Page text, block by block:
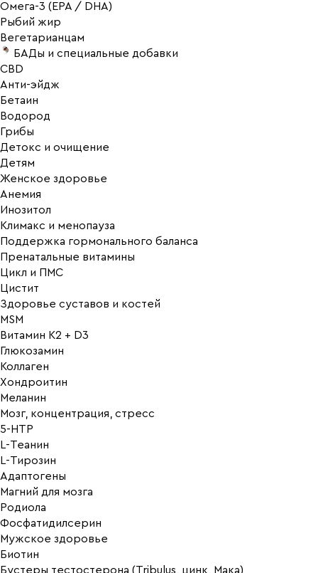
Омега-3 (EPA / DHA)
Рыбий жир
Вегетарианцам
БАДы и специальные добавки
CBD
Анти-эйдж
Бетаин
Водород
Грибы
Детокс и очищение
Детям
Женское здоровье
Анемия
Инозитол
Климакс и менопауза
Поддержка гормонального баланса
Пренатальные витамины
Цикл и ПМС
Цистит
Здоровье суставов и костей
MSM
Витамин K2 + D3
Глюкозамин
Коллаген
Хондроитин
Меланин
Мозг, концентрация, стресс
5-HTP
L-Теанин
L-Тирозин
Адаптогены
Магний для мозга
Родиола
Фосфатидилсерин
Мужское здоровье
Биотин
Бустеры тестостерона (Tribulus, цинк, Мака)